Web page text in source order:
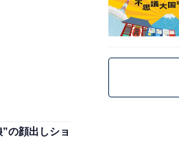
の顔出しショ